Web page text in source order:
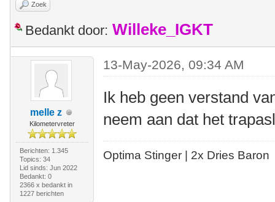
Zoek
Bedankt door: Willeke_IGKT
melle z
Kilometervreter
Berichten: 1.345
Topics: 34
Lid sinds: Jun 2022
Bedankt: 0
2366 x bedankt in
1227 berichten
13-May-2026, 09:34 AM
Ik heb geen verstand
neem aan dat het
Optima Stinger | 2x Dries Baron